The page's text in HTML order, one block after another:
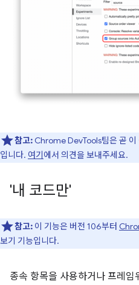
참고: Chrome DevTools팀은 곧 이
입니다. 여기에서 의견을 보내주세요.
'내 코드만'
참고: 이 기능은 버전 106부터
보기 기능입니다.
종속 항목을 사용하거나 프레임